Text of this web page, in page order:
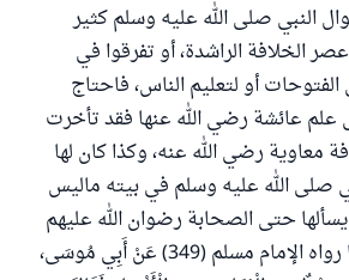
النبي صلى الله عليه وسلم كثير
الخلافة الراشدة، أو تفرقوا في
أو لتعليم الناس، فاحتاج
علم عائشة رضي الله عنها فقد تأخرت
معاوية رضي الله عنه، وكذا كان لها
صلى الله عليه وسلم في بيته ماليس
حتى الصحابة رضوان الله عليهم
أجمعين، ومن ذلك ما رواه الإمام مسلم (349) عَنْ أَبِي مُوسَى،